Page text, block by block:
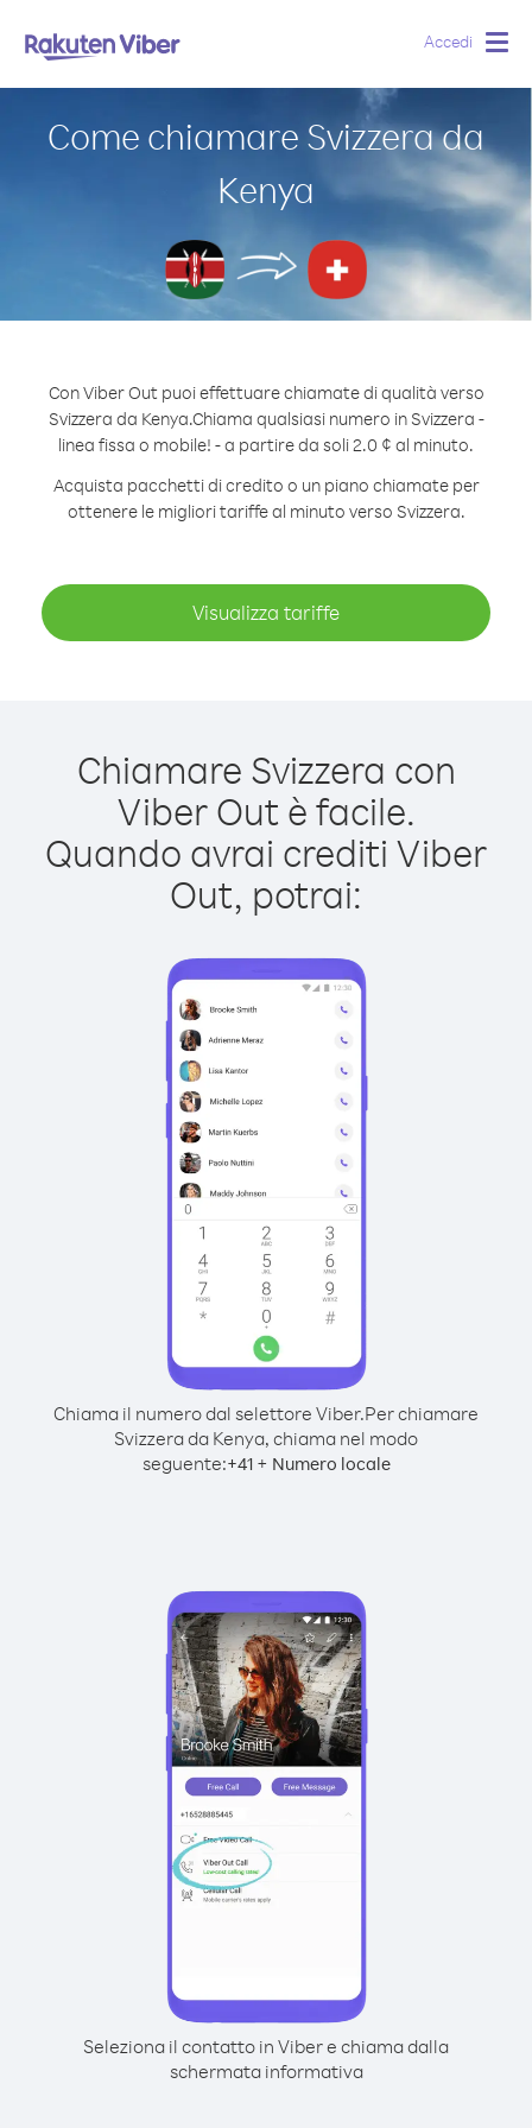
Accedi
Come chiamare Svizzera da
Kenya
Con Viber Out puoi effettuare chiamate di qualità verso
Svizzera da Kenya.Chiama qualsiasi numero in Svizzera -
linea fissa o mobile! - a partire da soli 2.0 ¢ al minuto.
Acquista pacchetti di credito o un piano chiamate per
ottenere le migliori tariffe al minuto verso Svizzera.
Visualizza tariffe
Chiamare Svizzera con
Viber Out è facile.
Quando avrai crediti Viber
Out, potrai:
Chiama il numero dal selettore Viber.Per chiamare
Svizzera da Kenya, chiama nel modo
seguente:+41+ Numero locale
Seleziona il contatto in Viber e chiama dalla
schermata informativa